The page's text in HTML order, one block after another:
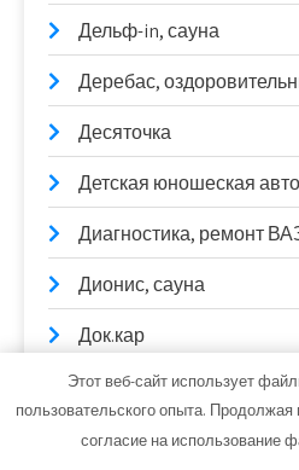
Дельф-in, сауна
Деребас,
Десяточка
Детская юношеская
Диагностика, ремонт
Дионис, сауна
Док.кар
Дока двери, салон
Дубаи, сауна
Этот веб-сайт использует
пользовательского опыта.
согласие на использование